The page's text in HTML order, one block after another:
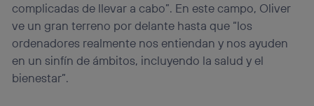
complicadas de llevar a cabo”. En este campo, Oliver
ve un gran terreno por delante hasta que “los
ordenadores realmente nos entiendan y nos ayuden
en un sinfín de ámbitos, incluyendo la salud y el
bienestar”.